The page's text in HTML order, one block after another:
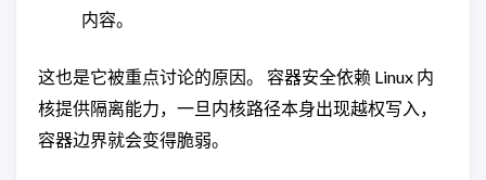
内容。
这也是它被重点讨论的原因。 容器安全依赖 Linux 内
核提供隔离能力，一旦内核路径本身出现越权写入，
容器边界就会变得脆弱。